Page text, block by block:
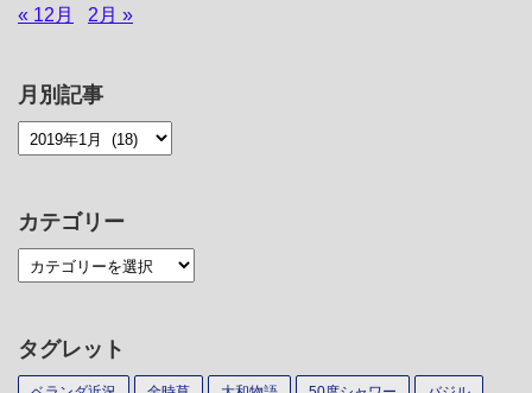
« 12月
2月 »
月別記事
カテゴリー
タグレット